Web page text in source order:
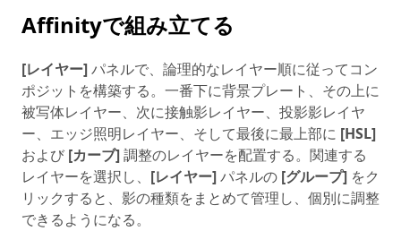
Affinityで組み立てる
[レイヤー]パネルで、論理的なレイヤー順に従ってコン
ポジットを構築する。一番下に背景プレート、その上に
被写体レイヤー、次に接触影レイヤー、投影影レイヤ
ー、エッジ照明レイヤー、そして最後に最上部に [HSL]
および [カーブ]調整のレイヤーを配置する。関連する
レイヤーを選択し、 [レイヤー]パネルの [グループ] をク
リックすると、影の種類をまとめて管理し、個別に調整
できるようになる。